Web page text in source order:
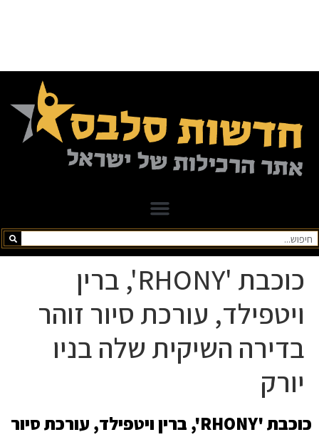
כוכבת 'RHONY', ברין
ויטפילד, עורכת סיור זוהר
בדירה השיקית שלה בניו
יורק
כוכבת 'RHONY', ברין ויטפילד, עורכת סיור